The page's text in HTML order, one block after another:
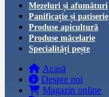
Mezeluri și afumături
Panificație și patiserie
Produse apicultură
Produse măcelarie
Specialități pește
Acasă
Despre noi
Magazin online